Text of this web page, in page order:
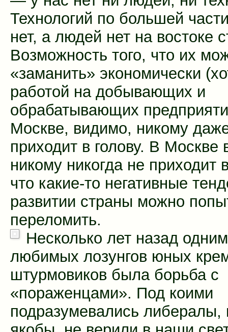
Технологий по большей
нет, а людей нет на востоке
Возможность того, что их
«заманить» экономически
работой на добывающих и
обрабатывающих
Москве, видимо, никому
приходит в голову. В Москве
никому никогда не приходит
что какие-то негативные
развитии страны можно
переломить.
Несколько лет назад
любимых лозунгов юных
штурмовиков была борьба с
«пораженцами». Под коими
подразумевались либералы,